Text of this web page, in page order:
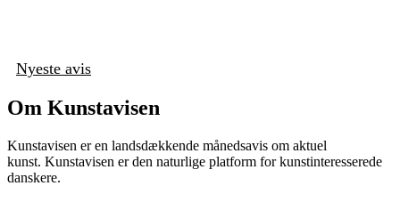
Nyeste avis
Om Kunstavisen
Kunstavisen er en landsdækkende månedsavis om aktuel
kunst. Kunstavisen er den naturlige platform for kunstinteresserede
danskere.